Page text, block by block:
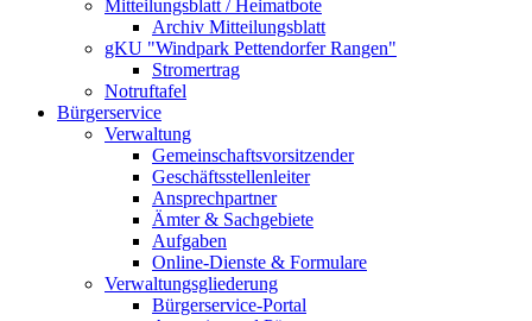
Mitteilungsblatt / Heimatbote
Archiv Mitteilungsblatt
gKU "Windpark Pettendorfer Rangen"
Stromertrag
Notruftafel
Bürgerservice
Verwaltung
Gemeinschaftsvorsitzender
Geschäftsstellenleiter
Ansprechpartner
Ämter & Sachgebiete
Aufgaben
Online-Dienste & Formulare
Verwaltungsgliederung
Bürgerservice-Portal